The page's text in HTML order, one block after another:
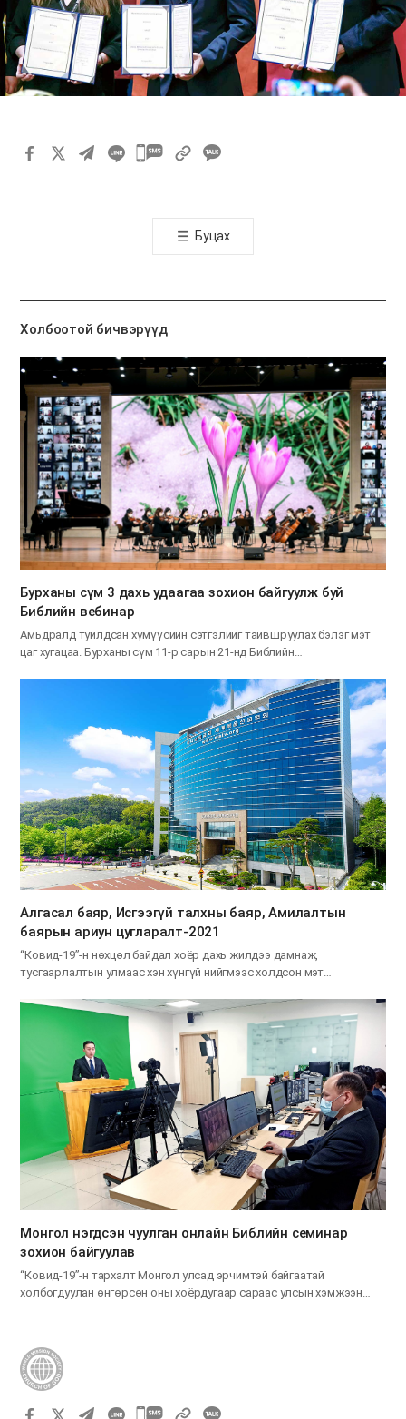
카
톡
공
기
Буцах
Холбоотой бичвэрүүд
Бурханы сүм 3 дахь удаагаа зохион байгуулж буй
Библийн вебинар
Амьдралд туйлдсан хүмүүсийн сэтгэлийг тайвшруулах бэлэг мэт
цаг хугацаа. Бурханы сүм 11-р сарын 21-нд Библийн…
Алгасал баяр, Исгээгүй талхны баяр, Амилалтын
баярын ариун цугларалт-2021
“Ковид-19”-н нөхцөл байдал хоёр дахь жилдээ дамнаж,
тусгаарлалтын улмаас хэн хүнгүй нийгмээс холдсон мэт
Монгол нэгдсэн чуулган онлайн Библийн семинар
зохион байгуулав
“Ковид-19”-н тархалт Монгол улсад эрчимтэй байгаатай
холбогдуулан өнгөрсөн оны хоёрдугаар сараас улсын хэмжээнд
카